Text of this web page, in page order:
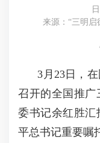
来源：“三明
3 月 23日，
召开的全国推广
委书记余红胜汇
平总书记重要嘱